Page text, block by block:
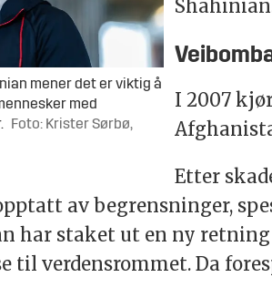
mener det er viktig å
med
Foto: Krister Sørbø,
I 2007
Etter
av begrensninger,
har staket ut en ny retning
til verdensrommet. Da